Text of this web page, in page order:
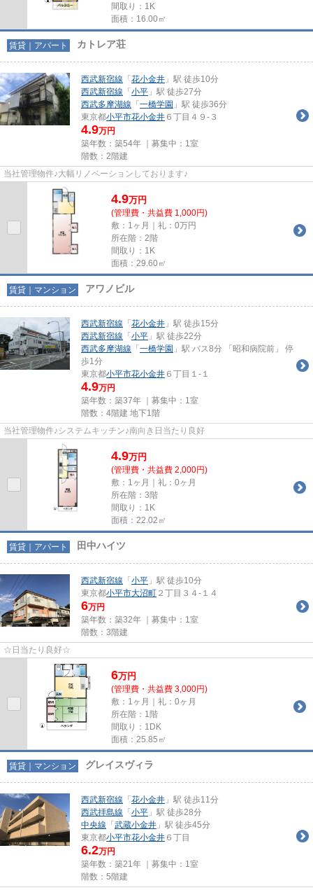
間取り：1K
面積：16.00㎡
賃貸｜アパート カトレア荘
西武新宿線 「 花小金井 」駅 徒歩10分
西武新宿線 「 小平 」駅 徒歩27分
西武多摩湖線 「 一橋学園 」駅 徒歩36分
東京都小平市花小金井 ６丁目４９-３
4.9万円
築年数：築54年 ｜募集中： 1室
階数：2階建
当社管理物件♪大幅リノベーションしております♪
4.9万円
(管理費・共益費 1,000円)
敷：1ヶ月｜礼：0万円
所在階：2階
間取り：1K
面積：29.60㎡
賃貸｜マンション アワノビル
西武新宿線 「 花小金井 」駅 徒歩15分
西武新宿線 「 小平 」駅 徒歩22分
西武多摩湖線 「 一橋学園 」駅 バス8分 「昭和病院前」 停
歩1分
東京都小平市花小金井 ６丁目１-１
4.9万円
築年数：築37年 ｜募集中： 1室
階数：4階建 地下1階
当社管理物件♪システムキッチン♪南向き日当たり良好
4.9万円
(管理費・共益費 2,000円)
敷：1ヶ月｜礼：0ヶ月
所在階：3階
間取り：1K
面積：22.02㎡
賃貸｜アパート 田中ハイツ
西武新宿線 「 小平 」駅 徒歩10分
東京都小平市大沼町 ２丁目３４-１４
6万円
築年数：築32年 ｜募集中： 1室
階数：3階建
☆日当たり良好☆
6万円
(管理費・共益費 3,000円)
敷：1ヶ月｜礼：0ヶ月
所在階：1階
間取り：1DK
面積：25.85㎡
賃貸｜マンション グレイスヴィラ
西武新宿線 「 花小金井 」駅 徒歩11分
西武拝島線 「 小平 」駅 徒歩28分
中央線 「 武蔵小金井 」駅 徒歩45分
東京都小平市花小金井 ６丁目
6.2万円
築年数：築21年 ｜募集中： 1室
階数：5階建